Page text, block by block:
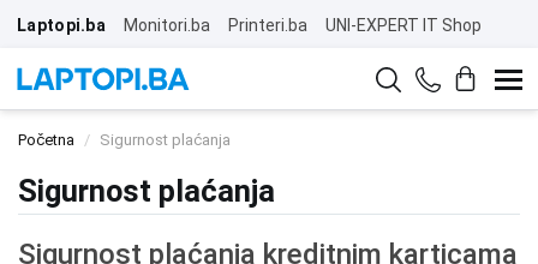
Laptopi.ba Monitori.ba Printeri.ba UNI-EXPERT IT Shop
Početna Sigurnost plaćanja
Sigurnost plaćanja
Sigurnost plaćanja kreditnim karticama